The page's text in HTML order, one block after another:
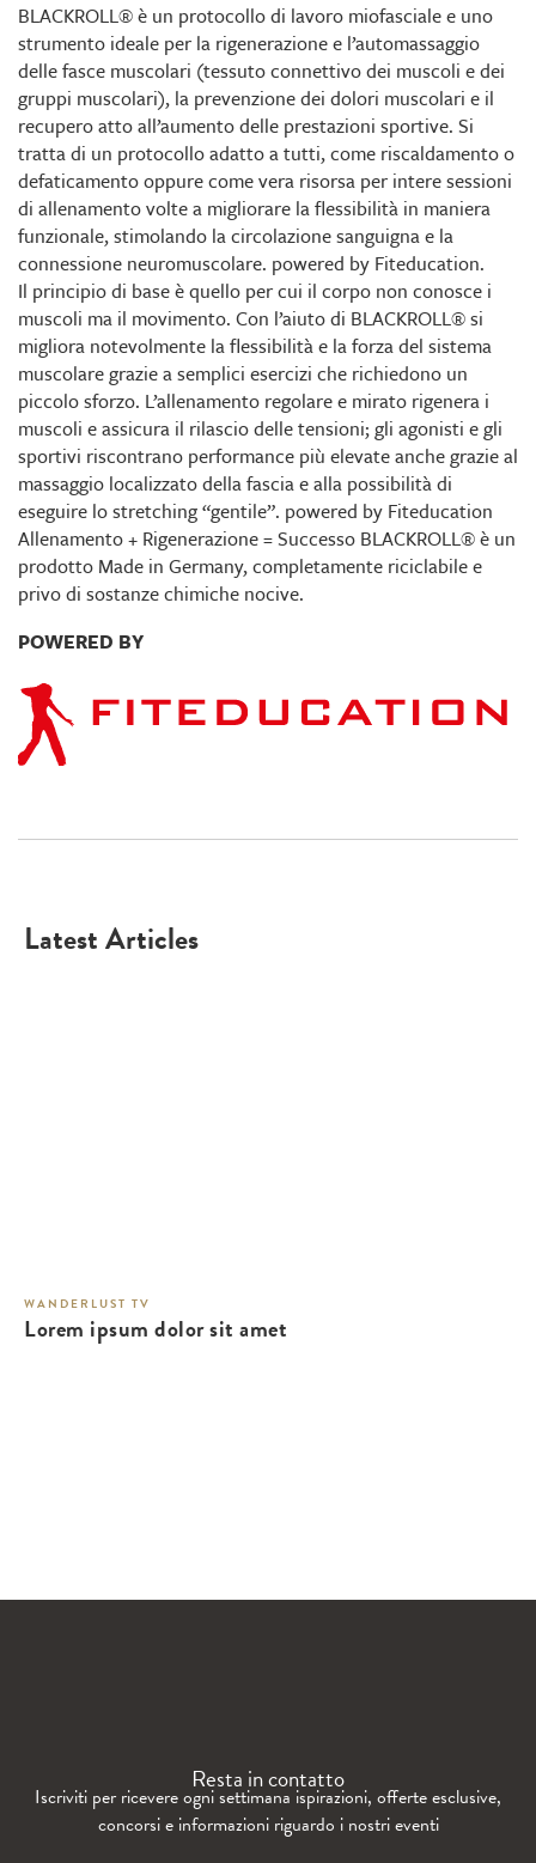
BLACKROLL® è un protocollo di lavoro miofasciale e uno
strumento ideale per la rigenerazione e l’automassaggio
delle fasce muscolari (tessuto connettivo dei muscoli e dei
gruppi muscolari), la prevenzione dei dolori muscolari e il
recupero atto all’aumento delle prestazioni sportive. Si
tratta di un protocollo adatto a tutti, come riscaldamento o
defaticamento oppure come vera risorsa per intere sessioni
di allenamento volte a migliorare la flessibilità in maniera
funzionale, stimolando la circolazione sanguigna e la
connessione neuromuscolare. powered by Fiteducation.
Il principio di base è quello per cui il corpo non conosce i
muscoli ma il movimento. Con l’aiuto di BLACKROLL® si
migliora notevolmente la flessibilità e la forza del sistema
muscolare grazie a semplici esercizi che richiedono un
piccolo sforzo. L’allenamento regolare e mirato rigenera i
muscoli e assicura il rilascio delle tensioni; gli agonisti e gli
sportivi riscontrano performance più elevate anche grazie al
massaggio localizzato della fascia e alla possibilità di
eseguire lo stretching “gentile”. powered by Fiteducation
Allenamento + Rigenerazione = Successo BLACKROLL® è un
prodotto Made in Germany, completamente riciclabile e
privo di sostanze chimiche nocive.
POWERED BY
Latest Articles
WANDERLUST TV
Lorem ipsum dolor sit amet
Resta in contatto
Iscriviti per ricevere ogni settimana ispirazioni, offerte esclusive,
concorsi e informazioni riguardo i nostri eventi